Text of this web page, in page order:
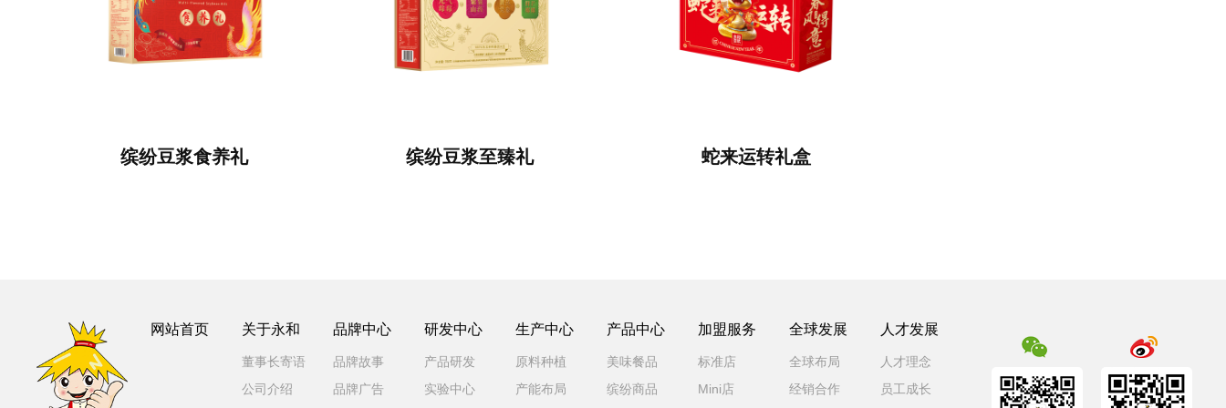
缤纷豆浆食养礼 缤纷豆浆至臻礼 蛇来运转礼盒
网站首页 关于永和
董事长寄语
公司介绍
品牌中心
品牌故事
品牌广告
研发中心
产品研发
实验中心
生产中心
原料种植
产能布局
产品中心
美味餐品
缤纷商品
加盟服务
标准店
Mini店
全球发展
全球布局
经销合作
人才发展
人才理念
员工成长